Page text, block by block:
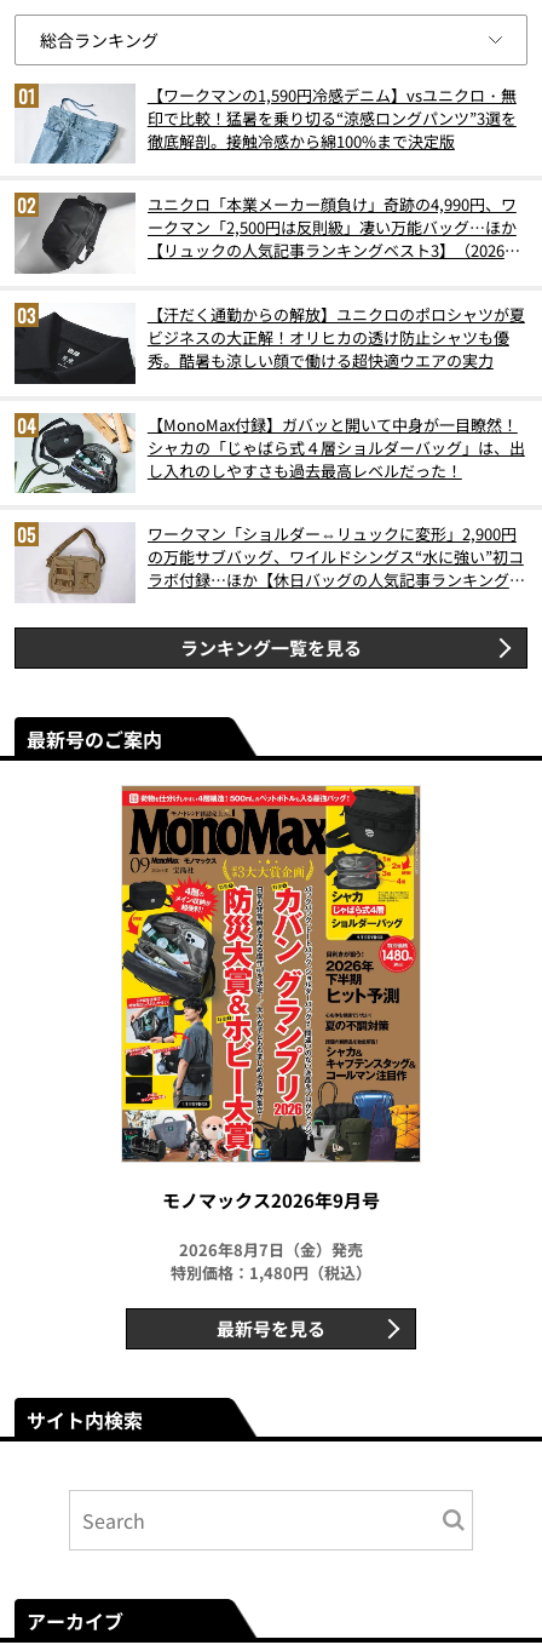
【ワークマンの1,590円冷感デニム】vsユニクロ・無
印で比較！猛暑を乗り切る“涼感ロングパンツ”3選を
徹底解剖。接触冷感から綿100%まで決定版
ユニクロ「本業メーカー顔負け」奇跡の4,990円、ワ
ークマン「2,500円は反則級」凄い万能バッグ…ほか
【リュックの人気記事ランキングベスト3】（2026年
【汗だく通勤からの解放】ユニクロのポロシャツが夏
ビジネスの大正解！オリヒカの透け防止シャツも優
秀。酷暑も涼しい顔で働ける超快適ウエアの実力
【MonoMax付録】ガバッと開いて中身が一目瞭然！
シャカの「じゃばら式４層ショルダーバッグ」は、出
し入れのしやすさも過去最高レベルだった！
ワークマン「ショルダー⇔リュックに変形」2,900円
の万能サブバッグ、ワイルドシングス“水に強い”初コ
ラボ付録…ほか【休日バッグの人気記事ランキングベ
ランキング一覧を見る
最新号のご案内
モノマックス2026年9月号
2026年8月7日（金）発売
特別価格：1,480円（税込）
最新号を見る
サイト内検索
アーカイブ